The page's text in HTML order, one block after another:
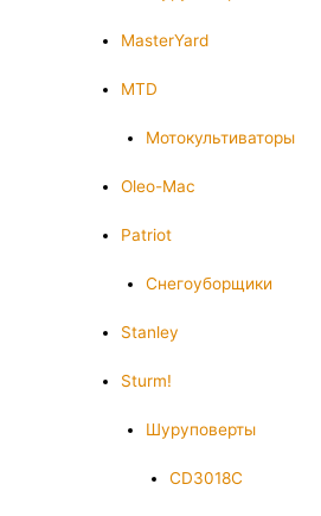
MasterYard
MTD
Мотокультиваторы
Oleo-Mac
Patriot
Снегоуборщики
Stanley
Sturm!
Шуруповерты
CD3018C